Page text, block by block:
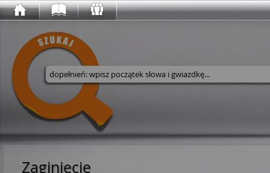
Wyszukaj w serwisie
Zaginięcie